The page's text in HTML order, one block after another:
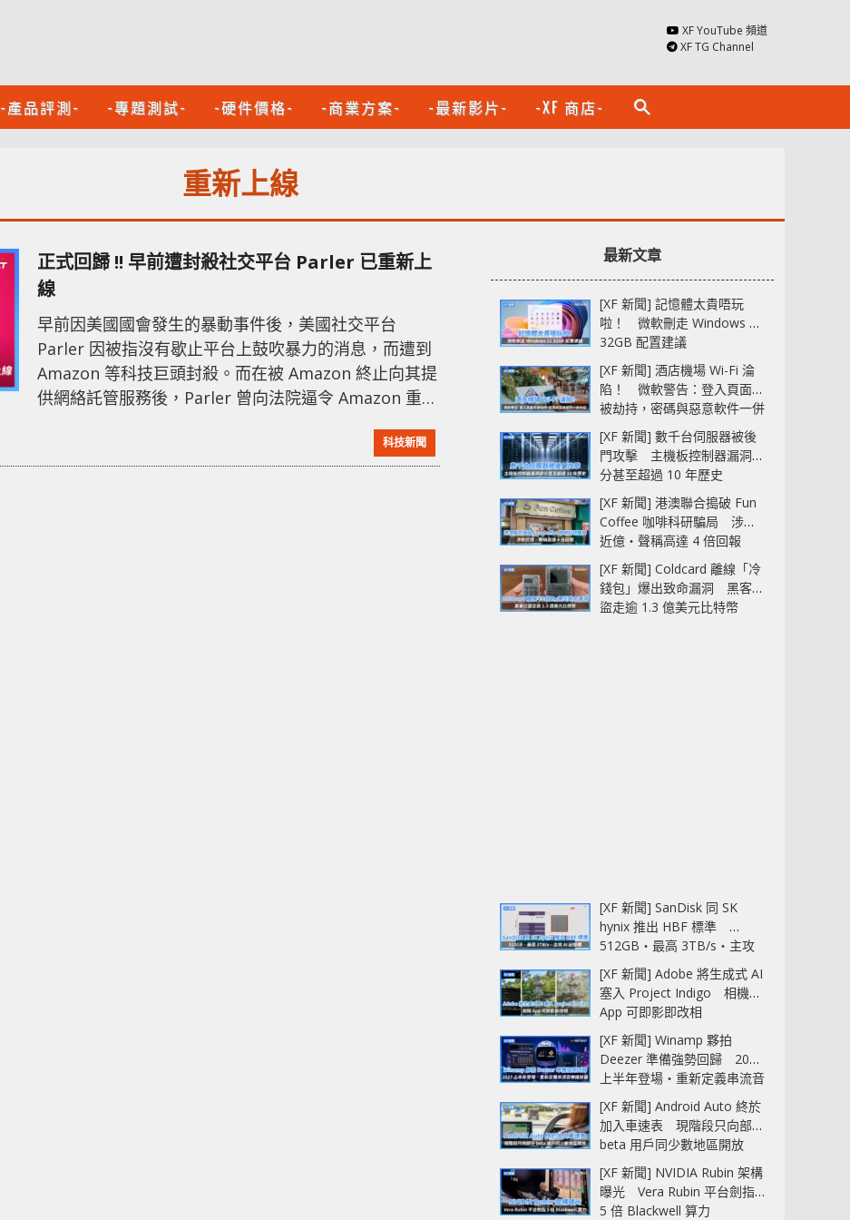
XF YouTube 頻道
XF TG Channel
-產品評測- -專題測試- -硬件價格- -商業方案- -最新影片- -XF 商店- search
重新上線
正式回歸 !! 早前遭封殺社交平台 Parler 已重新上
線
早前因美國國會發生的暴動事件後，美國社交平台
Parler 因被指沒有歇止平台上鼓吹暴力的消息，而遭到
Amazon 等科技巨頭封殺。而在被 Amazon 終止向其提
供網絡託管服務後，Parler 曾向法院逼令 Amazon 重新
發展的技術。在宣布重新上線 同時，公司內部亦出現人
科技新聞
最新文章
[XF 新聞] 記憶體太貴唔玩
啦！ 微軟刪走 Windows 11
32GB 配置建議
[XF 新聞] 酒店機場 Wi-Fi 淪
陷！ 微軟警告：登入頁面可
被劫持，密碼與惡意軟件一併
中招
[XF 新聞] 數千台伺服器被後
門攻擊 主機板控制器漏洞部
分甚至超過 10 年歷史
[XF 新聞] 港澳聯合搗破 Fun
Coffee 咖啡科研騙局 涉款
近億‧聲稱高達 4 倍回報
[XF 新聞] Coldcard 離線「冷
錢包」爆出致命漏洞 黑客已
盜走逾 1.3 億美元比特幣
[XF 新聞] SanDisk 同 SK
hynix 推出 HBF 標準
512GB‧最高 3TB/s‧主攻
AI 記憶體
[XF 新聞] Adobe 將生成式 AI
塞入 Project Indigo 相機
App 可即影即改相
[XF 新聞] Winamp 夥拍
Deezer 準備強勢回歸 2027
上半年登場‧重新定義串流音
樂播放器
[XF 新聞] Android Auto 終於
加入車速表 現階段只向部分
beta 用戶同少數地區開放
[XF 新聞] NVIDIA Rubin 架構
曝光 Vera Rubin 平台劍指
5 倍 Blackwell 算力